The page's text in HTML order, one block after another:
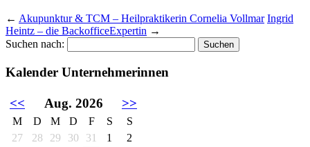
← Akupunktur & TCM – Heilpraktikerin Cornelia Vollmar Ingrid
Heintz – die BackofficeExpertin →
Suchen nach:
Kalender Unternehmerinnen
<< Aug. 2026 >>
M D M D F S
S
27
28 29 30 31 1
2